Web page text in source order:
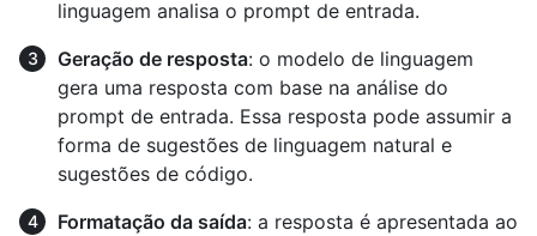
linguagem analisa o prompt de entrada.
Geração de resposta: o modelo de linguagem
gera uma resposta com base na análise do
prompt de entrada. Essa resposta pode assumir a
forma de sugestões de linguagem natural e
sugestões de código.
Formatação da saída: a resposta é apresentada ao